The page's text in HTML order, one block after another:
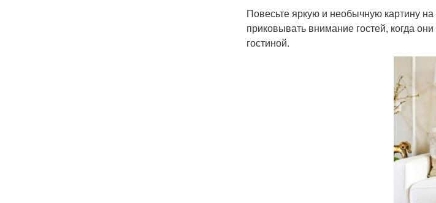
Повесьте яркую и необычную картину
приковывать внимание гостей, когда
гостиной.